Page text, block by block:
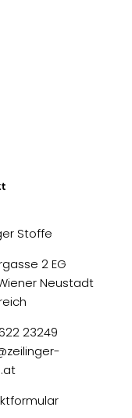
Stoffe
2 EG
Neustadt
23249